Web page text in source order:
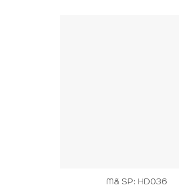
Mã SP: HD036